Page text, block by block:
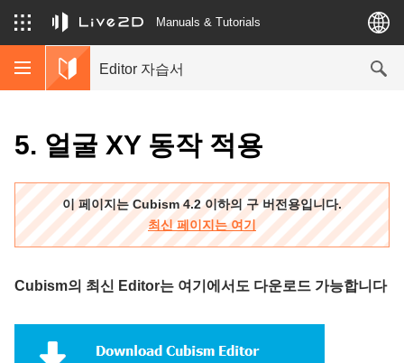
Manuals & Tutorials
Editor 자습서
5. 얼굴 XY 동작 적용
이 페이지는 Cubism 4.2 이하의 구 버전용입니다.
최신 페이지는 여기
Cubism의 최신 Editor는 여기에서도 다운로드 가능합니다